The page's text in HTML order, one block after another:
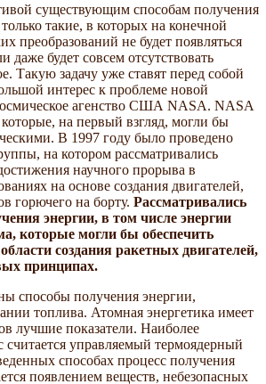
существующим способам получения
такие, в которых на конечной
преобразований не будет появляться
даже будет совсем отсутствовать
Такую задачу уже ставят перед собой
интерес к проблеме новой
агенство США NASA. NASA
которые, на первый взгляд, могли бы
В 1997 году было проведено
на котором рассматривались
научного прорыва в
на основе создания двигателей,
горючего на борту. Рассматривались
энергии, в том числе энергии
которые могли бы обеспечить
создания ракетных двигателей,
принципах.
способы получения энергии,
топлива. Атомная энергетика имеет
лучшие показатели. Наиболее
управляемый термоядерный
способах процесс получения
появлением веществ, небезопасных